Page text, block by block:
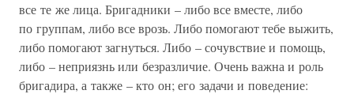
все те же лица. Бригадники – либо все вместе, либо
по группам, либо все врозь. Либо помогают тебе выжить,
либо помогают загнуться. Либо – сочувствие и помощь,
либо – неприязнь или безразличие. Очень важна и роль
бригадира, а также – кто он; его задачи и поведение: